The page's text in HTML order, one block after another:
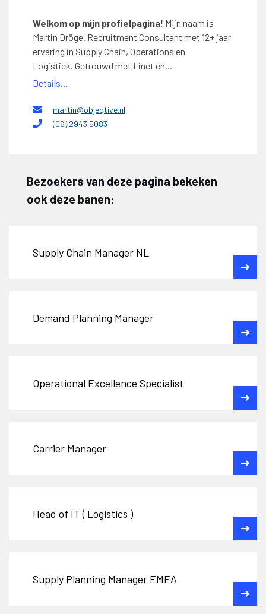
Welkom op mijn profielpagina! Mijn naam is
Martin Dröge. Recruitment Consultant met 12+ jaar
ervaring in Supply Chain, Operations en
Logistiek. Getrouwd met Linet en...
Details...
martin@objeqtive.nl
(06) 2943 5083
Bezoekers van deze pagina bekeken
ook deze banen:
Supply Chain Manager NL
Demand Planning Manager
Operational Excellence Specialist
Carrier Manager
Head of IT ( Logistics )
Supply Planning Manager EMEA